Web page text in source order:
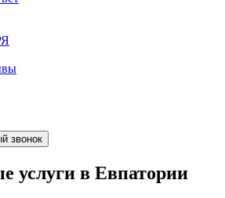
звонок
услуги в Евпатории